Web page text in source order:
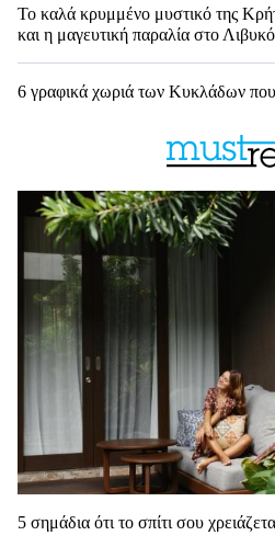
Το καλά κρυμμένο μυστικό της
και η μαγευτική παραλία στο Λιβυκό
6 γραφικά χωριά των Κυκλάδων που
5 σημάδια ότι το σπίτι σου